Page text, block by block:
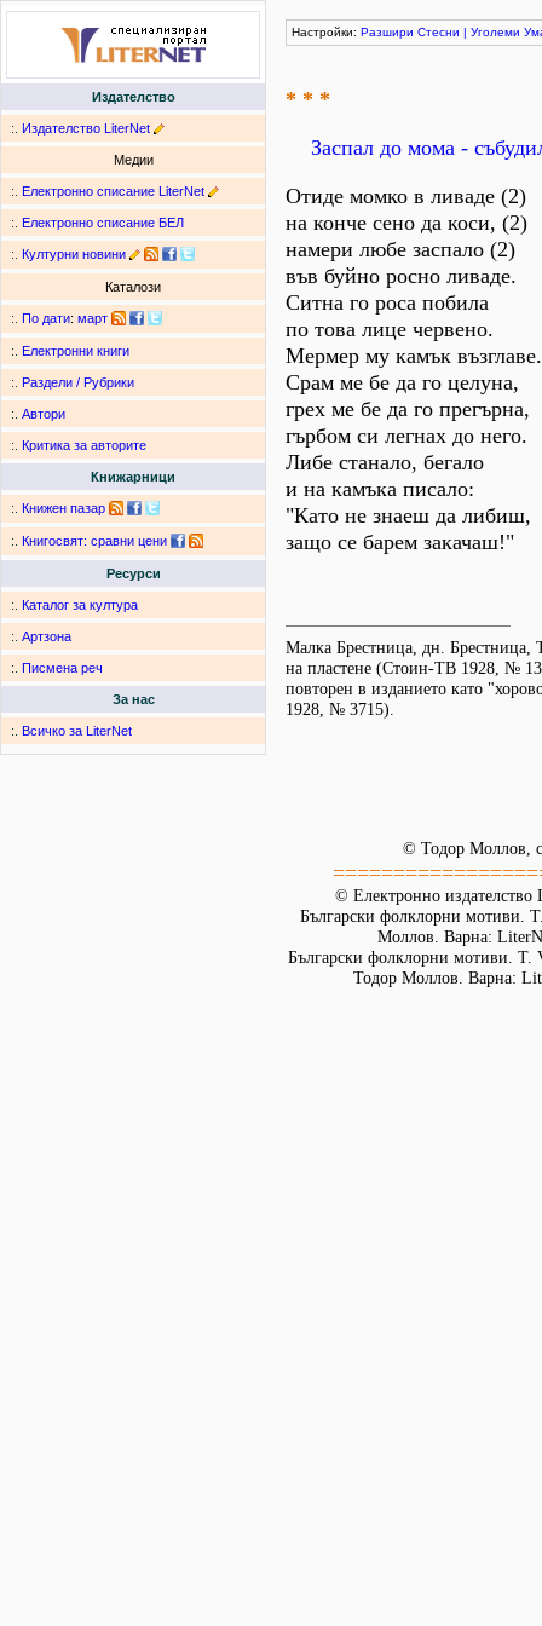
Издателство
:. Издателство LiterNet
Медии
:. Електронно списание LiterNet
:. Електронно списание БЕЛ
:. Културни новини
Каталози
:. По дати: март
:. Електронни книги
:. Раздели / Рубрики
:. Автори
:. Критика за авторите
Книжарници
:. Книжен пазар
:. Книгосвят: сравни цени
Ресурси
:. Каталог за култура
:. Артзона
:. Писмена реч
За нас
:. Всичко за LiterNet
Настройки: Разшири Стесни | Уголеми
* * *
Заспал до мома -
Отиде момко в ливаде (2)
на конче сено да коси, (2)
намери любе заспало (2)
във буйно росно ливаде.
Ситна го роса побила
по това лице червено.
Мермер му камък възглаве.
Срам ме бе да го целуна,
грех ме бе да го прегърна,
гърбом си легнах до него.
Либе станало, бегало
и на камъка писало:
"Като не знаеш да либиш,
защо се барем закачаш!"
Малка Брестница, дн. Брестница,
на пластене (Стоин-ТВ 1928, №
повторен в изданието като
1928, № 3715).
© Тодор Моллов,
© Електронно издателство
Български фолклорни мотиви.
Моллов. Варна:
Български фолклорни мотиви. Т.
Тодор Моллов. Варна: